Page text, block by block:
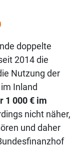
doppelte
2014 die
Nutzung der
im Inland
1 000 € im
nicht näher,
und daher